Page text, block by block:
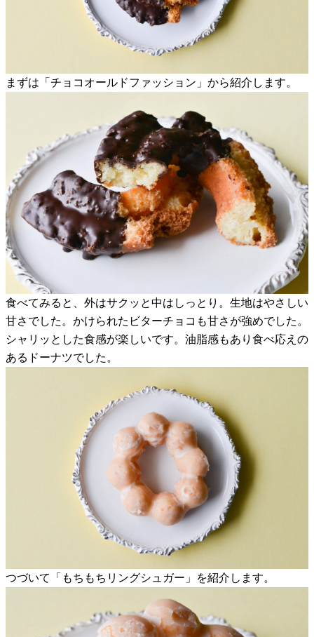
まずは「チョコオールドファッション」から紹介します。
食べてみると、外はサクッと中はしっとり。生地はやさしい
甘さでした。かけられたビターチョコも甘さが強めでした。
シャリッとした食感が楽しいです。油脂感もあり食べ応えの
あるドーナツでした。
つづいて「もちもちリングシュガー」を紹介します。